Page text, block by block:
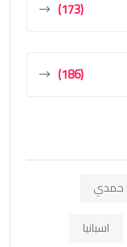
(173)
(186)
حمدي
اسبانيا